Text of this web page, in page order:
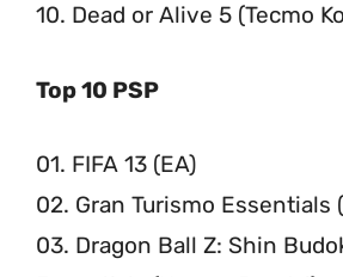
10. Dead or Alive 5 (Tecmo
Top 10 PSP
01. FIFA 13 (EA)
02. Gran Turismo Essentials
03. Dragon Ball Z: Shin